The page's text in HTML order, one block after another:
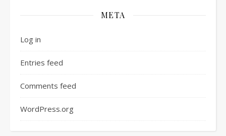
META
Log in
Entries feed
Comments feed
WordPress.org